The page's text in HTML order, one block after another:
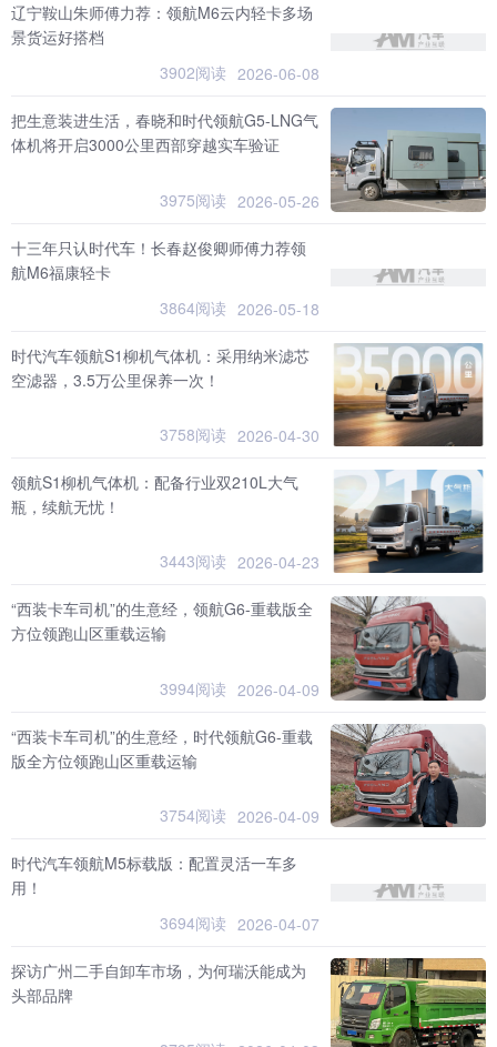
辽宁鞍山朱师傅力荐：领航M6云内轻卡多场
景货运好搭档
3902阅读 2026-06-08
把生意装进生活，春晓和时代领航G5-LNG气
体机将开启3000公里西部穿越实车验证
3975阅读 2026-05-26
十三年只认时代车！长春赵俊卿师傅力荐领
航M6福康轻卡
3864阅读 2026-05-18
时代汽车领航S1柳机气体机：采用纳米滤芯
空滤器，3.5万公里保养一次！
3758阅读 2026-04-30
领航S1柳机气体机：配备行业双210L大气
瓶，续航无忧！
3443阅读 2026-04-23
“西装卡车司机”的生意经，领航G6-重载版全
方位领跑山区重载运输
3994阅读 2026-04-09
“西装卡车司机”的生意经，时代领航G6-重载
版全方位领跑山区重载运输
3754阅读 2026-04-09
时代汽车领航M5标载版：配置灵活一车多
用！
3694阅读 2026-04-07
探访广州二手自卸车市场，为何瑞沃能成为
头部品牌